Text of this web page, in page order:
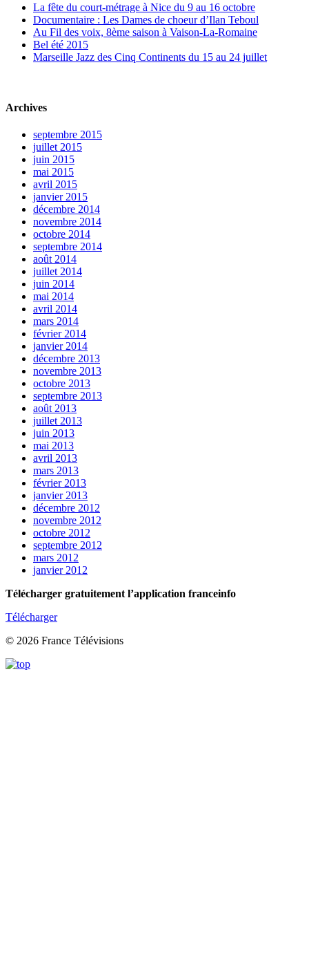
La fête du court-métrage à Nice du 9 au 16 octobre
Documentaire : Les Dames de choeur d’Ilan Teboul
Au Fil des voix, 8ème saison à Vaison-La-Romaine
Bel été 2015
Marseille Jazz des Cinq Continents du 15 au 24 juillet
Archives
septembre 2015
juillet 2015
juin 2015
mai 2015
avril 2015
janvier 2015
décembre 2014
novembre 2014
octobre 2014
septembre 2014
août 2014
juillet 2014
juin 2014
mai 2014
avril 2014
mars 2014
février 2014
janvier 2014
décembre 2013
novembre 2013
octobre 2013
septembre 2013
août 2013
juillet 2013
juin 2013
mai 2013
avril 2013
mars 2013
février 2013
janvier 2013
décembre 2012
novembre 2012
octobre 2012
septembre 2012
mars 2012
janvier 2012
Télécharger gratuitement l’application franceinfo
Télécharger
© 2026 France Télévisions